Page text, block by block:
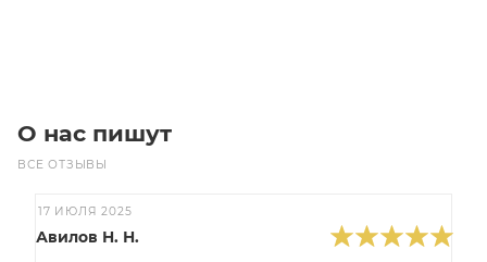
О нас пишут
ВСЕ ОТЗЫВЫ
17 ИЮЛЯ 2025
Авилов Н. Н.